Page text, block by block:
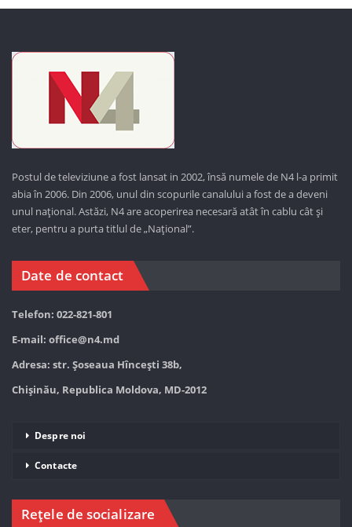
Postul de televiziune a fost lansat in 2002, însă numele de N4 l-a primit
abia în 2006. Din 2006, unul din scopurile canalului a fost de a deveni
unul național. Astăzi, N4 are acoperirea necesară atât în cablu cât și
eter, pentru a purta titlul de „Național”.
Date de contact
Telefon: 022-821-801
E-mail: office@n4.md
Adresa: str. Șoseaua Hînceşti 38b,
Chișinău, Republica Moldova, MD-2012
Despre noi
Contacte
Rețele de socializare